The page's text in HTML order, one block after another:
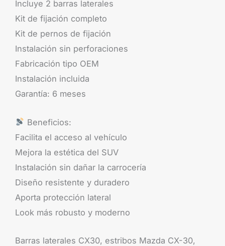
Incluye 2 barras laterales
Kit de fijación completo
Kit de pernos de fijación
Instalación sin perforaciones
Fabricación tipo OEM
Instalación incluida
Garantía: 6 meses
Beneficios:
Facilita el acceso al vehículo
Mejora la estética del SUV
Instalación sin dañar la carrocería
Diseño resistente y duradero
Aporta protección lateral
Look más robusto y moderno
Barras laterales CX30, estribos Mazda CX-30,